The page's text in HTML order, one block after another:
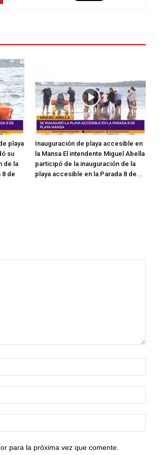
playa
su
de la
8 de
Inauguración de playa accesible en
la Mansa El intendente Miguel Abella
participó de la inauguración de la
playa accesible en la Parada 8 de...
para la próxima vez que comente.